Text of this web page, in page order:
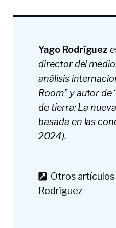
Yago Rodríguez
director del
análisis
Room” y autor de
de tierra: La
basada en las
2024).
Otros artículos
Rodríguez